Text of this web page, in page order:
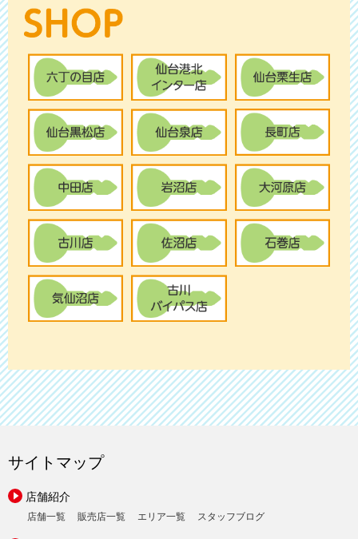
サイトマップ
店舗紹介
店舗一覧 販売店一覧 エリア一覧 スタッフブログ